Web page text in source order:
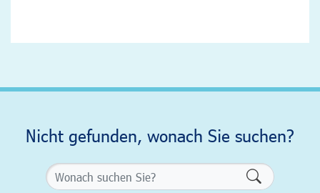
Nicht gefunden, wonach Sie suchen?